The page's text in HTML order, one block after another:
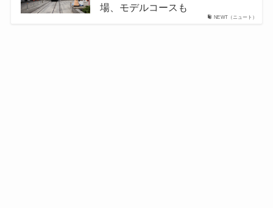
NEWT（ニュート）
場、モデルコースも